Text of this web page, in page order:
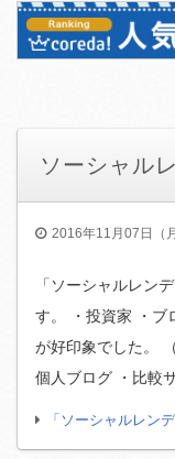
ソーシャル
2016年11月07日（月
「ソーシャルレン
す。 ・投資家 ・ブ
が好印象でした。
個人ブログ ・比較
「ソーシャルレン